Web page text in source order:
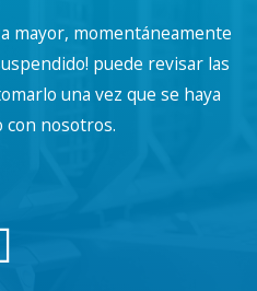
mayor, momentáneamente
puede revisar las
una vez que se haya
con nosotros.